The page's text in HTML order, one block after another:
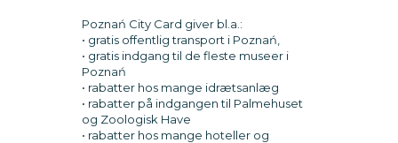
Poznań City Card giver bl.a.:
• gratis offentlig transport i Poznań,
• gratis indgang til de fleste museer i
Poznań
• rabatter hos mange idrætsanlæg
• rabatter på indgangen til Palmehuset
og Zoologisk Have
• rabatter hos mange hoteller og